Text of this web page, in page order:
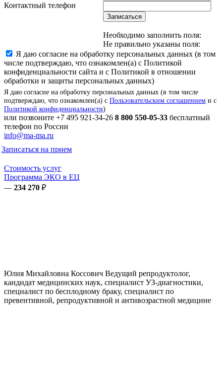
Контактный телефон
Записаться
Необходимо заполнить поля:
Не правильно указаны поля:
Я даю согласие на обработку персональных данных (в том
числе подтверждаю, что ознакомлен(а) с Политикой
конфиденциальности сайта и с Политикой в отношении
обработки и защиты персональных данных)
Я даю согласие на обработку персональных данных (в том числе
подтверждаю, что ознакомлен(а) с Пользовательским соглашением и с
Политикой конфиденциальности)
или позвоните +7 495 921-34-26 8 800 550-05-33 бесплатный
телефон по России
info@ma-ma.ru
Записаться на прием
Стоимость услуг
Программа ЭКО в ЕЦ
— 234 270 ₽
Юлия Михайловна Коссович Ведущий репродуктолог,
кандидат медицинских наук, специалист УЗ-диагностики,
специалист по бесплодному браку, специалист по
превентивной, репродуктивной и антивозрастной медицине